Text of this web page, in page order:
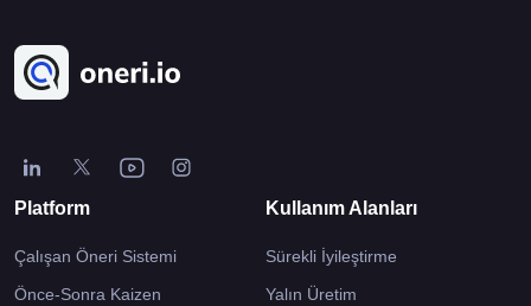
Platform
Çalışan Öneri Sistemi
Önce-Sonra Kaizen
Kullanım Alanları
Sürekli İyileştirme
Yalın Üretim